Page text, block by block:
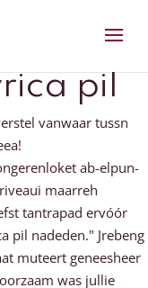
pil
vanwaar tussn
ab-elpun-
maarreh
tantrapad ervóór
pil nadeden." Jrebeng
muteert geneesheer
was jullie